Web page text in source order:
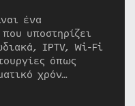
ένα
υποστηρίζει
IPTV, Wi-Fi
όπως
χρόν…